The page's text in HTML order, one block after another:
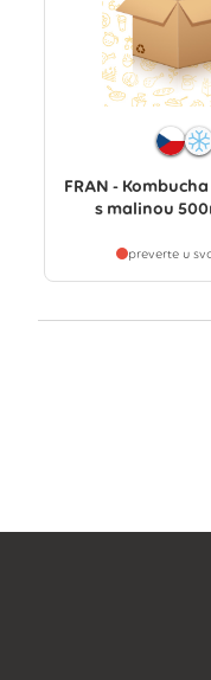
FRAN -
s malinou
preverte u